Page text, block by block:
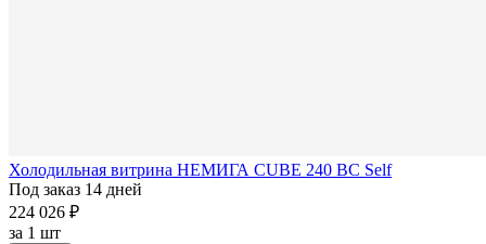
Холодильная витрина НЕМИГА CUBE 240 ВС Self
Под заказ 14 дней
224 026 ₽
за 1 шт